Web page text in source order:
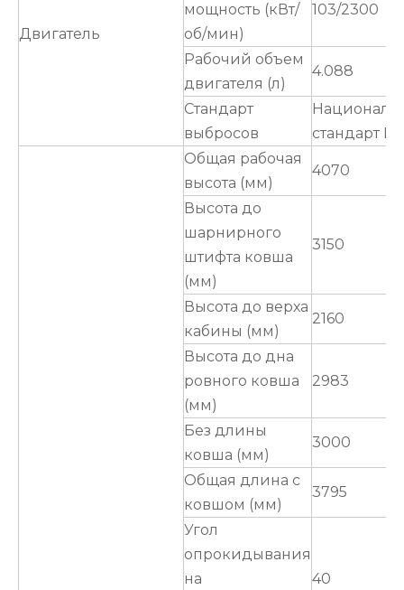
Двигатель
мощность (кВт/
об/мин)
103/2300
Рабочий объем
двигателя (л)
4.088
Стандарт
выбросов
стандарт III
Общая рабочая
высота (мм)
4070
Высота до
шарнирного
штифта ковша
(мм)
3150
Высота до верха
кабины (мм)
2160
Высота до дна
ровного ковша
(мм)
2983
Без длины
ковша (мм)
3000
Общая длина с
ковшом (мм)
3795
Угол
опрокидывания
на
40